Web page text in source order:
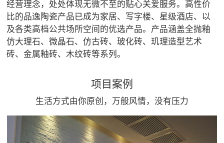
经营理念，处处体现无微不至的贴心关爱服务。高性价
比的品逸陶瓷产品已成为家居、写字楼、星级酒店、以
及各类高档公共场所空间的优选产品。产品涵盖全抛釉
仿大理石、微晶石、仿古砖、玻化砖、玑理造型艺术
砖、金属釉砖、木纹砖等系列。
项目案例
生活方式由你原创，万般风情，没有压力